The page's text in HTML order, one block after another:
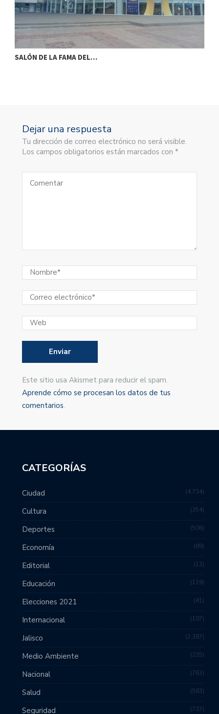
SALÓN DE LA FAMA DEL…
Dejar una respuesta
Tu dirección de correo electrónico no será visible.
Los campos obligatorios están marcados con *
Este sitio usa Akismet para reducir el spam.
Aprende cómo se procesan los datos de tus
comentarios.
CATEGORÍAS
Ciudad 4,734
Cultura 354
Deportes 506
Economía 89
Editorial 12
Educación 119
Elecciones 2021 41
Internacional 107
Jalisco 2,387
Medio Ambiente 235
Nacional 763
Salud 583
Seguridad 737